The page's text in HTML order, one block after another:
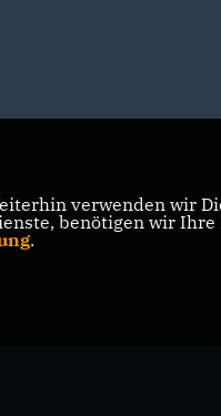
verwenden wir
benötigen wir
.